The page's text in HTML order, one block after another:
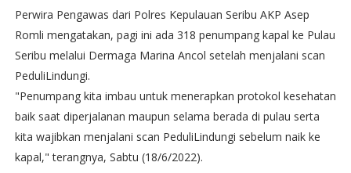
Perwira Pengawas dari Polres Kepulauan Seribu AKP Asep
Romli mengatakan, pagi ini ada 318 penumpang kapal ke Pulau
Seribu melalui Dermaga Marina Ancol setelah menjalani scan
PeduliLindungi.
"Penumpang kita imbau untuk menerapkan protokol kesehatan
baik saat diperjalanan maupun selama berada di pulau serta
kita wajibkan menjalani scan PeduliLindungi sebelum naik ke
kapal," terangnya, Sabtu (18/6/2022).